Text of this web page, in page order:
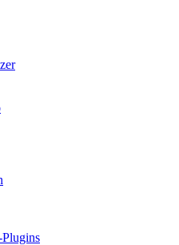
Plugins